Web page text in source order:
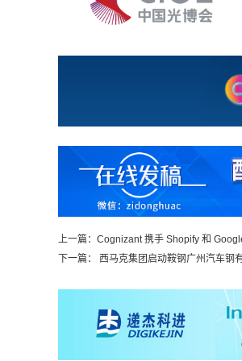
上一篇： Cognizant 携手 Shopify 和
下一篇： 西马克集团启动鞍钢广州汽车钢